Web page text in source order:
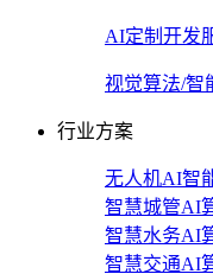
AI定制开发
视觉算法/智
行业方案
无人机AI智
智慧城管AI
智慧水务AI
智慧交通AI